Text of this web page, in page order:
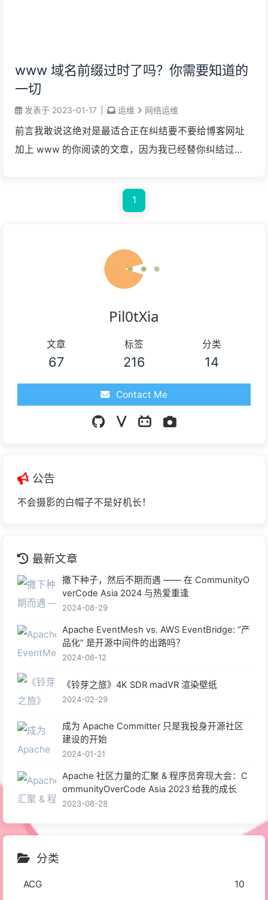
www 域名前缀过时了吗？你需要知道的
一切
发表于 2023-01-17 运维 网络运维
前言我敢说这绝对是最适合正在纠结要不要给博客网址
加上 www 的你阅读的文章，因为我已经替你纠结过
www.example.com 的具体案例来为你解 ...
1
Pil0tXia
文章
67
标签
216
分类
14
Contact Me
公告
不会摄影的白帽子不是好机长！
最新文章
撒下种子，然后不期而遇 —— 在 CommunityO
verCode Asia 2024 与热爱重逢
2024-08-29
Apache EventMesh vs. AWS EventBridge: “产
品化” 是开源中间件的出路吗？
2024-06-12
《铃芽之旅》4K SDR madVR 渲染壁纸
2024-02-29
成为 Apache Committer 只是我投身开源社区
建设的开始
2024-01-21
Apache 社区力量的汇聚 & 程序员奔现大会：C
ommunityOverCode Asia 2023 给我的成长
2023-08-28
分类
ACG
10